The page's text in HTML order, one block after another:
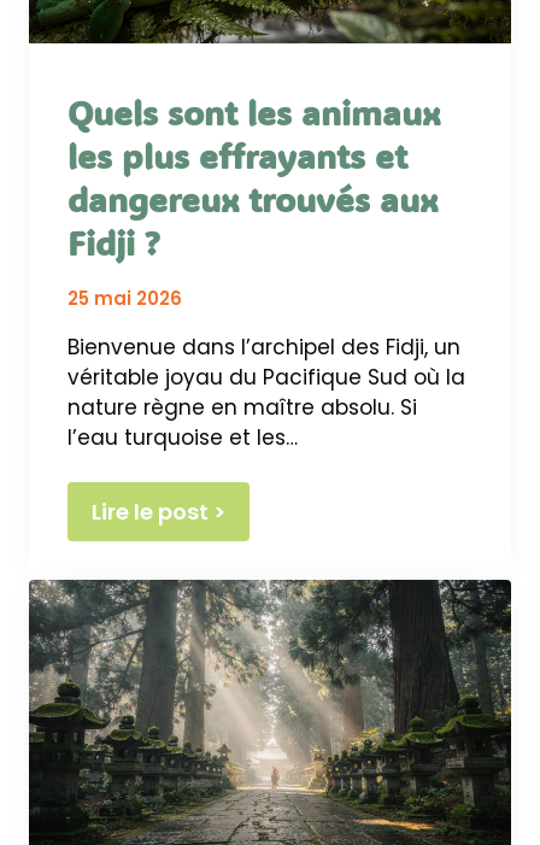
Quels sont les animaux
les plus effrayants et
dangereux trouvés aux
Fidji ?
25 mai 2026
Bienvenue dans l’archipel des Fidji, un
véritable joyau du Pacifique Sud où la
nature règne en maître absolu. Si
l’eau turquoise et les…
Lire le post >